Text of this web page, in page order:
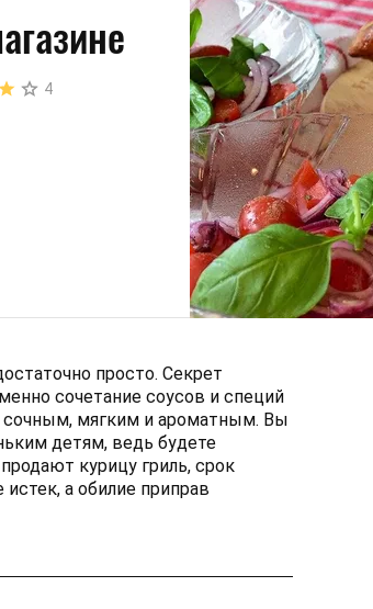
4
просто. Секрет
сочетание соусов и специй
сочным, мягким и ароматным. Вы
детям, ведь будете
курицу гриль, срок
истек, а обилие приправ